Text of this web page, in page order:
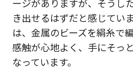
ージがありますが、そうし
き出せるはずだと感じてい
は、金属のビーズを絹糸で
感触が心地よく、手にそっ
なっています。